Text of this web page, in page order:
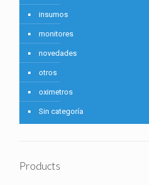
insumos
monitores
novedades
otros
oximetros
Sin categoría
Products